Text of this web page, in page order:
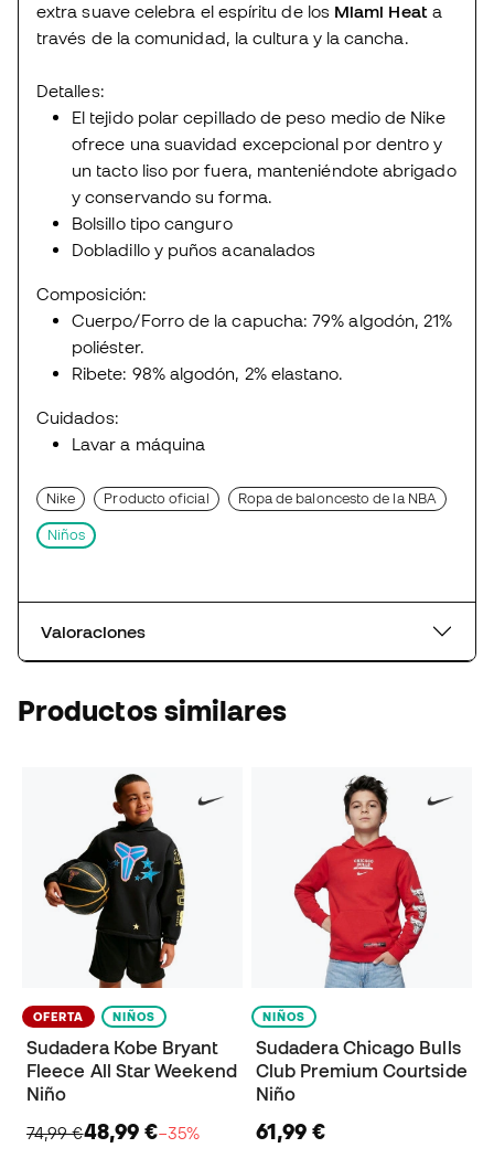
extra suave celebra el espíritu de los Miami Heat a
través de la comunidad, la cultura y la cancha.
Detalles:
El tejido polar cepillado de peso medio de Nike
ofrece una suavidad excepcional por dentro y
un tacto liso por fuera, manteniéndote abrigado
y conservando su forma.
Bolsillo tipo canguro
Dobladillo y puños acanalados
Composición:
Cuerpo/Forro de la capucha: 79% algodón, 21%
poliéster.
Ribete: 98% algodón, 2% elastano.
Cuidados:
Lavar a máquina
Nike Producto oficial Ropa de baloncesto de la NBA
Niños
Valoraciones
Productos similares
OFERTA NIÑOS
Sudadera Kobe Bryant
Fleece All Star Weekend
Niño
74,99 €48,99 €−35%
NIÑOS
Sudadera Chicago Bulls
Club Premium Courtside
Niño
61,99 €